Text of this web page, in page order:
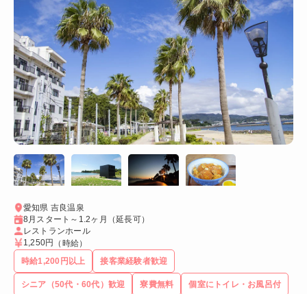
愛知県 吉良温泉
8月スタート～1.2ヶ月（延長可）
レストランホール
1,250円
（時給）
時給1,200円以上
接客業経験者歓迎
シニア（50代・60代）歓迎 寮費無料 個室にトイレ・お風呂付